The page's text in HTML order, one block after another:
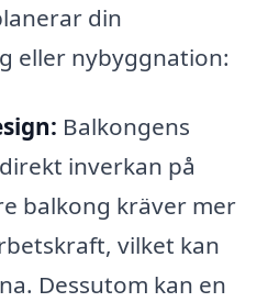
din
eller nybyggnation:
Balkongens
inverkan på
balkong kräver mer
vilket kan
Dessutom kan en